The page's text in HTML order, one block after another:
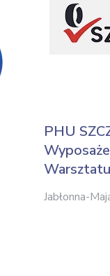
PHU
Warsztatu
Jabłonna-